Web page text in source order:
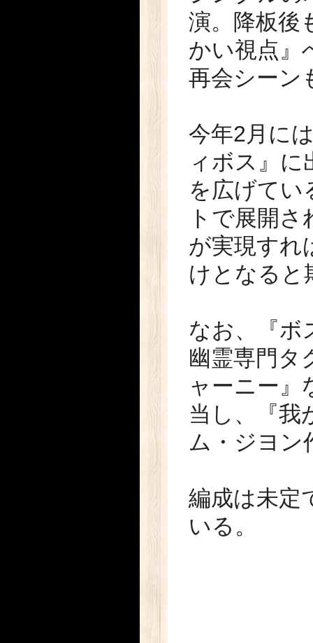
演。降板後
かい視点』
再会シーン
今年2月に
ィボス』
を広げてい
トで展開
が実現すれ
けとなると
なお、『ボ
幽霊専門タ
ャーニー』
当し、『我
ム・ジヨン
編成は未定
いる。